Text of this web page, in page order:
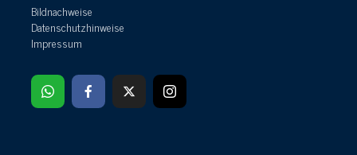
Bildnachweise
Datenschutzhinweise
Impressum